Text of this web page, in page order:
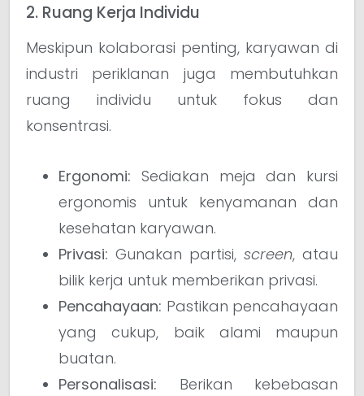
2. Ruang Kerja Individu
Meskipun kolaborasi penting, karyawan di
industri periklanan juga membutuhkan
ruang individu untuk fokus dan
konsentrasi.
Ergonomi: Sediakan meja dan kursi
ergonomis untuk kenyamanan dan
kesehatan karyawan.
Privasi: Gunakan partisi, screen, atau
bilik kerja untuk memberikan privasi.
Pencahayaan: Pastikan pencahayaan
yang cukup, baik alami maupun
buatan.
Personalisasi: Berikan kebebasan